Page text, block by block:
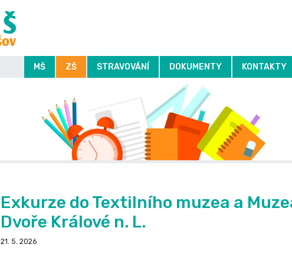
MŠ
Chystané a proběhlé akce
ZŠ
Formuláře
STRAVOVÁNÍ
Odhlašování obědů
DOKUMENTY
Předpisy
KONTAKTY
Exkurze do Textilního muzea a
Dvoře Králové n. L.
21. 5. 2026